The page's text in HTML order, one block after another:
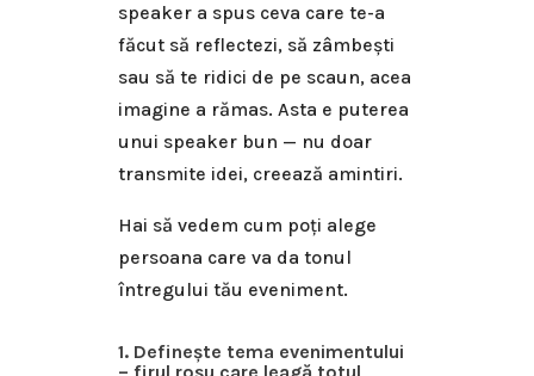
speaker a spus ceva care te-a
făcut să reflectezi, să zâmbești
sau să te ridici de pe scaun, acea
imagine a rămas. Asta e puterea
unui speaker bun — nu doar
transmite idei, creează amintiri.
Hai să vedem cum poți alege
persoana care va da tonul
întregului tău eveniment.
1. Definește tema evenimentului